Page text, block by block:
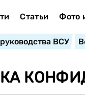
Статьи Фото
ВСУ